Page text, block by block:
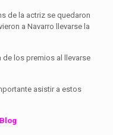
de la actriz se quedaron
a Navarro llevarse la
de los premios al llevarse
asistir a estos
Blog